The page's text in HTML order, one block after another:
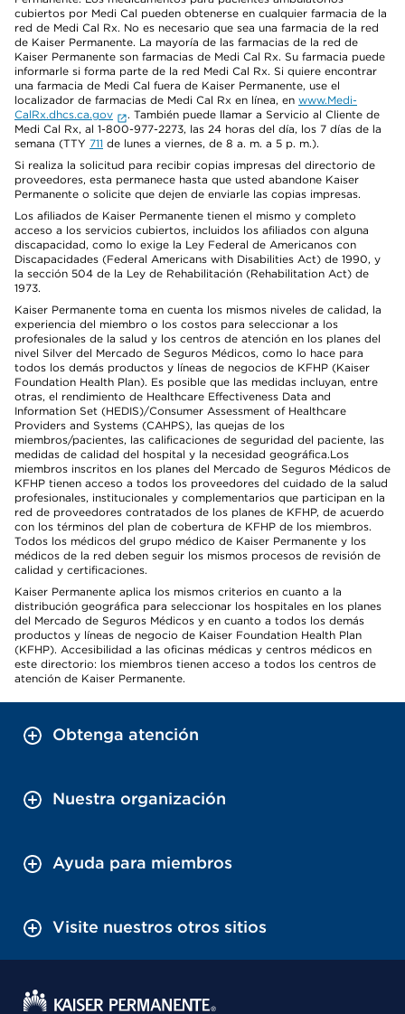
cubiertos por Medi Cal pueden obtenerse en cualquier farmacia de la
red de Medi Cal Rx. No es necesario que sea una farmacia de la red
de Kaiser Permanente. La mayoría de las farmacias de la red de
Kaiser Permanente son farmacias de Medi Cal Rx. Su farmacia puede
informarle si forma parte de la red Medi Cal Rx. Si quiere encontrar
una farmacia de Medi Cal fuera de Kaiser Permanente, use el
localizador de farmacias de Medi Cal Rx en línea, en www.Medi-
CalRx.dhcs.ca.gov
. También puede llamar a Servicio al Cliente de
Medi Cal Rx, al 1-800-977-2273, las 24 horas del día, los 7 días de la
semana (TTY 711 de lunes a viernes, de 8 a. m. a 5 p. m.).
Si realiza la solicitud para recibir copias impresas del directorio de
proveedores, esta permanece hasta que usted abandone Kaiser
Permanente o solicite que dejen de enviarle las copias impresas.
Los afiliados de Kaiser Permanente tienen el mismo y completo
acceso a los servicios cubiertos, incluidos los afiliados con alguna
discapacidad, como lo exige la Ley Federal de Americanos con
Discapacidades (Federal Americans with Disabilities Act) de 1990, y
la sección 504 de la Ley de Rehabilitación (Rehabilitation Act) de
1973.
Kaiser Permanente toma en cuenta los mismos niveles de calidad, la
experiencia del miembro o los costos para seleccionar a los
profesionales de la salud y los centros de atención en los planes del
nivel Silver del Mercado de Seguros Médicos, como lo hace para
todos los demás productos y líneas de negocios de KFHP (Kaiser
Foundation Health Plan). Es posible que las medidas incluyan, entre
otras, el rendimiento de Healthcare Effectiveness Data and
Information Set (HEDIS)/Consumer Assessment of Healthcare
Providers and Systems (CAHPS), las quejas de los
miembros/pacientes, las calificaciones de seguridad del paciente, las
medidas de calidad del hospital y la necesidad geográfica.Los
miembros inscritos en los planes del Mercado de Seguros Médicos de
KFHP tienen acceso a todos los proveedores del cuidado de la salud
profesionales, institucionales y complementarios que participan en la
red de proveedores contratados de los planes de KFHP, de acuerdo
con los términos del plan de cobertura de KFHP de los miembros.
Todos los médicos del grupo médico de Kaiser Permanente y los
médicos de la red deben seguir los mismos procesos de revisión de
calidad y certificaciones.
Kaiser Permanente aplica los mismos criterios en cuanto a la
distribución geográfica para seleccionar los hospitales en los planes
del Mercado de Seguros Médicos y en cuanto a todos los demás
productos y líneas de negocio de Kaiser Foundation Health Plan
(KFHP). Accesibilidad a las oficinas médicas y centros médicos en
este directorio: los miembros tienen acceso a todos los centros de
atención de Kaiser Permanente.
Obtenga atención
Nuestra organización
Ayuda para miembros
Visite nuestros otros sitios